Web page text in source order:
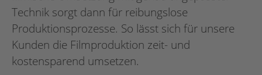
Technik sorgt dann für reibungslose
Produktionsprozesse. So lässt sich für unsere
Kunden die Filmproduktion zeit- und
kostensparend umsetzen.